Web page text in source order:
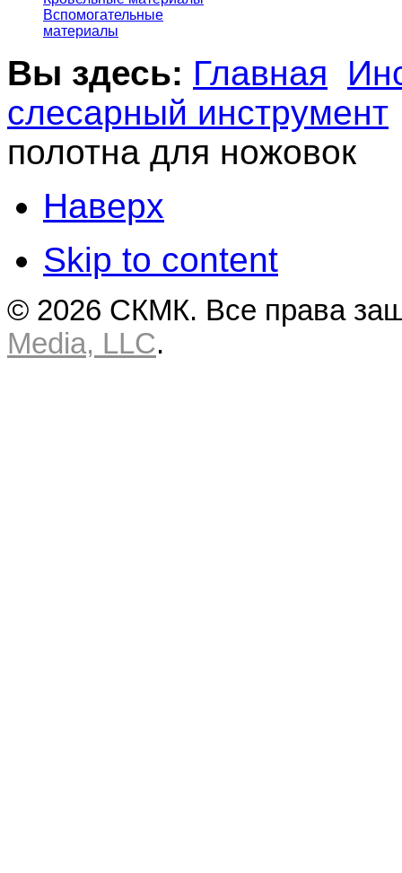
Вспомогательные
материалы
Вы здесь: Главная
слесарный инструмент
полотна для ножовок
Наверх
Skip to content
© 2026 СКМК. Все права
Media, LLC.